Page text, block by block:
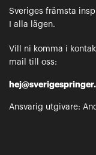
Sveriges främsta
I alla lägen.
Vill ni komma i
mail till oss:
Ansvarig utgivare: